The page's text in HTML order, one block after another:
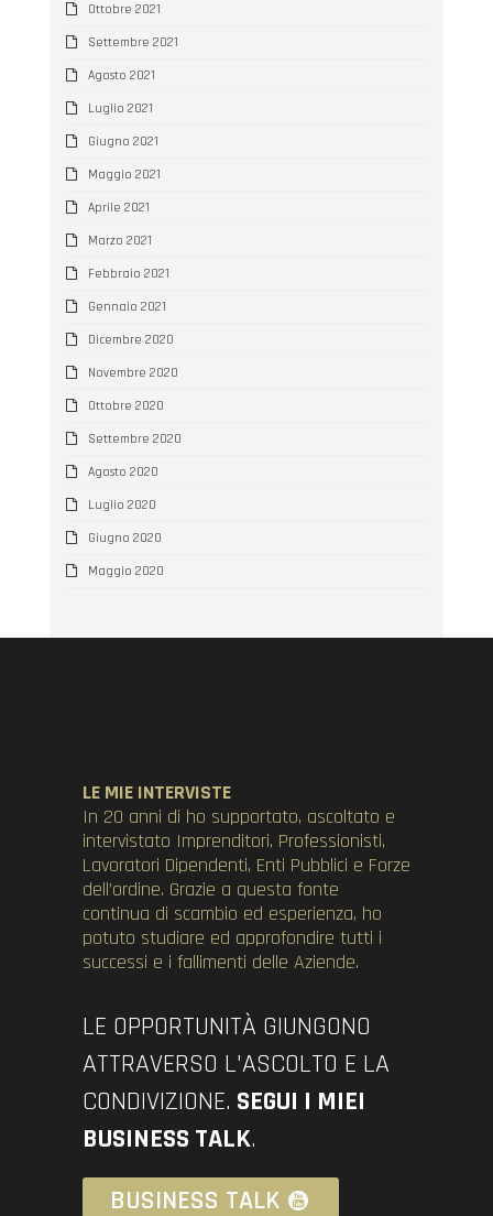
Ottobre 2021
Settembre 2021
Agosto 2021
Luglio 2021
Giugno 2021
Maggio 2021
Aprile 2021
Marzo 2021
Febbraio 2021
Gennaio 2021
Dicembre 2020
Novembre 2020
Ottobre 2020
Settembre 2020
Agosto 2020
Luglio 2020
Giugno 2020
Maggio 2020
LE MIE INTERVISTE
In 20 anni di ho supportato, ascoltato e
intervistato Imprenditori, Professionisti,
Lavoratori Dipendenti, Enti Pubblici e Forze
dell’ordine. Grazie a questa fonte
continua di scambio ed esperienza, ho
potuto studiare ed approfondire tutti i
successi e i fallimenti delle Aziende.
LE OPPORTUNITÀ GIUNGONO
ATTRAVERSO L'ASCOLTO E LA
CONDIVIZIONE. SEGUI I MIEI
BUSINESS TALK.
BUSINESS TALK